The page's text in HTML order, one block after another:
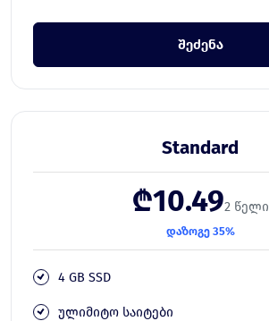
შეძენა
Standard
₾10.492 წელი
დაზოგე 35%
4 GB SSD
ულიმიტო საიტები